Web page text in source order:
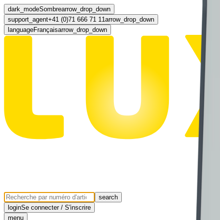
dark_modeSombrearrow_drop_down
support_agent+41 (0)71 666 71 11arrow_drop_down
languageFrançaisarrow_drop_down
search
loginSe connecter / S'inscrire
menu